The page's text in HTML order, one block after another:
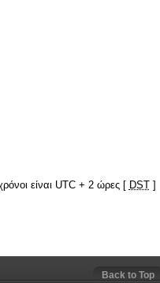
είναι UTC + 2 ώρες [ DST]
Back to Top